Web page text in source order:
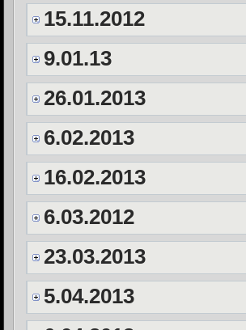
15.11.2012
9.01.13
26.01.2013
6.02.2013
16.02.2013
6.03.2012
23.03.2013
5.04.2013